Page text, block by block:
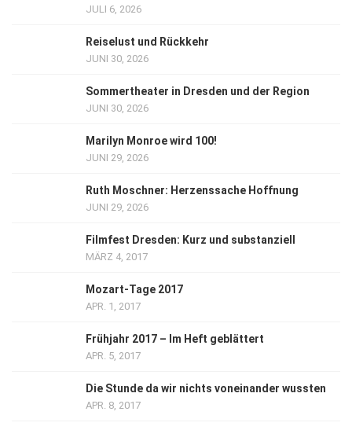
JULI 6, 2026
Reiselust und Rückkehr
JUNI 30, 2026
Sommertheater in Dresden und der Region
JUNI 30, 2026
Marilyn Monroe wird 100!
JUNI 29, 2026
Ruth Moschner: Herzenssache Hoffnung
JUNI 29, 2026
Filmfest Dresden: Kurz und substanziell
MÄRZ 4, 2017
Mozart-Tage 2017
APR. 1, 2017
Frühjahr 2017 – Im Heft geblättert
APR. 5, 2017
Die Stunde da wir nichts voneinander wussten
APR. 8, 2017